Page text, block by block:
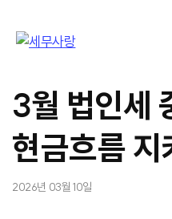
3월 법인세
현금흐름 지
2026년 03월 10일